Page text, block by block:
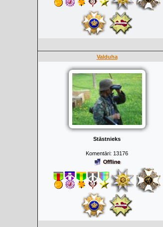
Valduha
Stāstnieks
Komentāri: 13176